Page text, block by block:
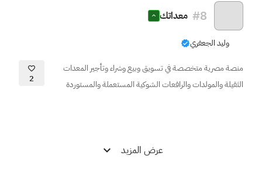
#8 معداتك
وليد الجعفري
منصة مصرية متخصصة في تسويق وبيع وشراء وتأجير المعدات
الثقيلة والمولدات والرافعات الشوكية المستعملة والمستوردة
2
عرض المزيد